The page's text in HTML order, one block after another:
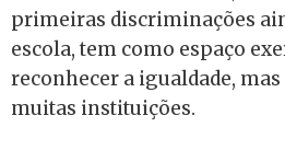
primeiras discriminações
escola, tem como espaço
reconhecer a igualdade, mas
muitas instituições.